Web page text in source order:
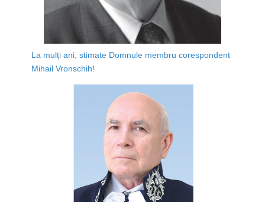
La mulți ani, stimate Domnule membru corespondent
Mihail Vronschih!